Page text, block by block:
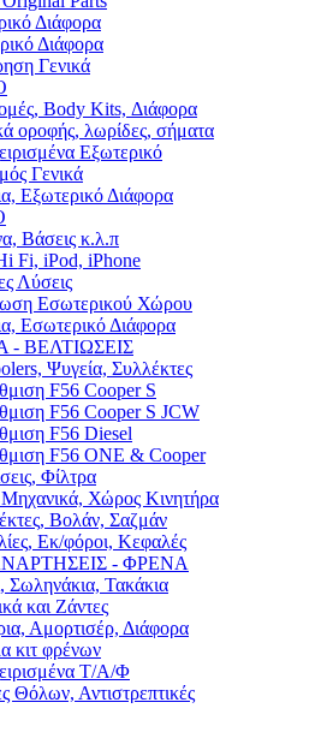
Διάφορα
Διάφορα
Γενικά
Body Kits, Διάφορα
οροφής, λωρίδες, σήματα
Εξωτερικό
Γενικά
Εξωτερικό Διάφορα
Βάσεις κ.λ.π
Fi, iPod, iPhone
Λύσεις
Εσωτερικού Χώρου
Εσωτερικό Διάφορα
ΒΕΛΤΙΩΣΕΙΣ
Ψυγεία, Συλλέκτες
F56 Cooper S
F56 Cooper S JCW
F56 Diesel
F56 ONE & Cooper
Φίλτρα
Χώρος Κινητήρα
Βολάν, Σαζμάν
Εκ/φόροι, Κεφαλές
- ΦΡΕΝΑ
Σωληνάκια, Τακάκια
και Ζάντες
Αμορτισέρ, Διάφορα
κιτ φρένων
Τ/Α/Φ
Θόλων, Αντιστρεπτικές